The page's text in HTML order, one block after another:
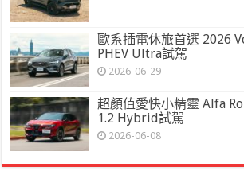
歐系插電休旅首選 2026
PHEV Ultra試駕
2026-06-29
超顏值愛快小精靈 Alfa
1.2 Hybrid試駕
2026-06-08